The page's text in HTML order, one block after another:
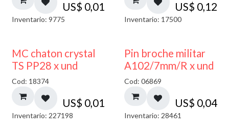
US$ 0,01
Inventario: 9775
US$ 0,12
Inventario: 17500
MC chaton crystal
TS PP28 x und
Cod: 18374
US$ 0,01
Inventario: 227198
Pin broche militar
A102/7mm/R x und
Cod: 06869
US$ 0,04
Inventario: 28461